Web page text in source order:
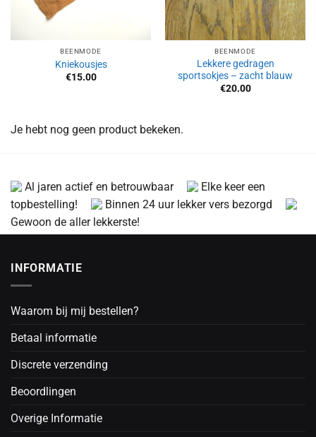
BEENMODE
Kniekousjes
€15.00
BEENMODE
Lekkere gedragen
sportsokjes – zacht blauw
€20.00
Je hebt nog geen product bekeken.
Al jaren actief en betrouwbaar
Elke keer een
topbestelling!
Binnen 24 uur lekker vers bezorgd
Gewoon de aller lekkerste!
INFORMATIE
Waarom bij mij bestellen?
Betaal informatie
Discrete verzending
Beoordlingen
Overige Informatie